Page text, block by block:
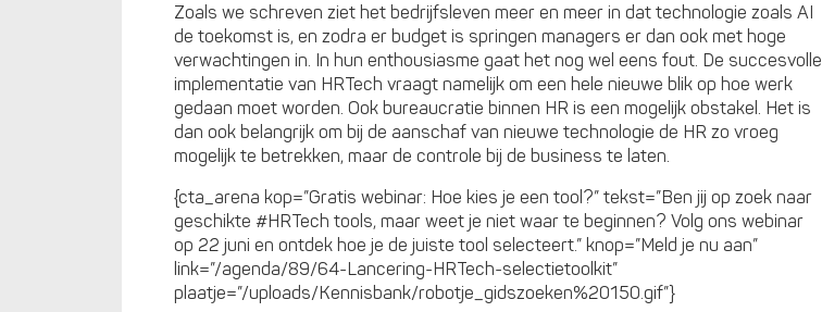
Zoals we schreven ziet het bedrijfsleven meer en meer in dat technologie zoals AI
de toekomst is, en zodra er budget is springen managers er dan ook met hoge
verwachtingen in. In hun enthousiasme gaat het nog wel eens fout. De succesvolle
implementatie van HRTech vraagt namelijk om een hele nieuwe blik op hoe werk
gedaan moet worden. Ook bureaucratie binnen HR is een mogelijk obstakel. Het is
dan ook belangrijk om bij de aanschaf van nieuwe technologie de HR zo vroeg
mogelijk te betrekken, maar de controle bij de business te laten.
{cta_arena kop=”Gratis webinar: Hoe kies je een tool?” tekst=”Ben jij op zoek naar
geschikte #HRTech tools, maar weet je niet waar te beginnen? Volg ons webinar
op 22 juni en ontdek hoe je de juiste tool selecteert.” knop=”Meld je nu aan”
link=”/agenda/89/64-Lancering-HRTech-selectietoolkit”
plaatje=”/uploads/Kennisbank/robotje_gidszoeken%20150.gif”}